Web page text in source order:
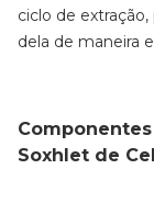
ciclo de
dela de maneira
Soxhlet de